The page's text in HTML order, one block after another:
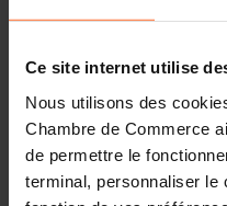
Ce site internet utilise
Nous utilisons des
Chambre de Commerce
de permettre le
terminal, personnaliser le
Official
Chinese